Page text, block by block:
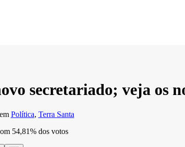
secretariado; veja os
em Política, Terra Santa
54,81% dos votos